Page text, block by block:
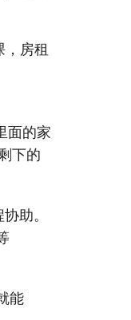
房租
面的家
下的
助。
能